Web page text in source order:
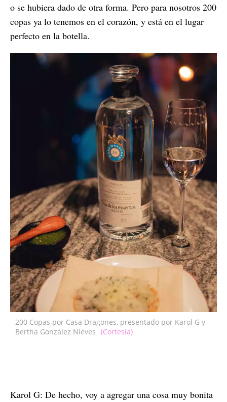
o se hubiera dado de otra forma. Pero para nosotros 200
copas ya lo tenemos en el corazón, y está en el lugar
perfecto en la botella.
200 Copas por Casa Dragones, presentado por Karol G y
Bertha González Nieves (Cortesía)
Karol G: De hecho, voy a agregar una cosa muy bonita